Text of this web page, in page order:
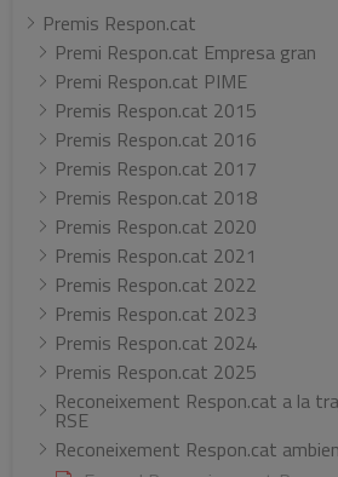
Premis Respon.cat
Premi Respon.cat Empresa gran
Premi Respon.cat PIME
Premis Respon.cat 2015
Premis Respon.cat 2016
Premis Respon.cat 2017
Premis Respon.cat 2018
Premis Respon.cat 2020
Premis Respon.cat 2021
Premis Respon.cat 2022
Premis Respon.cat 2023
Premis Respon.cat 2024
Premis Respon.cat 2025
Reconeixement Respon.cat a la
RSE
Reconeixement Respon.cat